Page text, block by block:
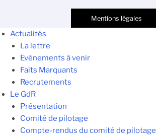
Mentions légales
Actualités
La lettre
Evénements à venir
Faits Marquants
Recrutements
Le GdR
Présentation
Comité de pilotage
Compte-rendus du comité de pilotage